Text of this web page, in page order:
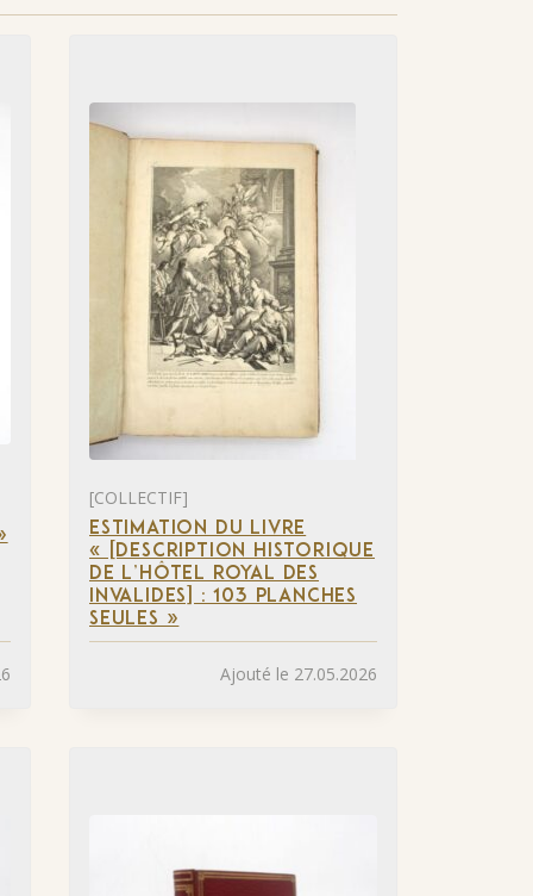
[COLLECTIF]
ESTIMATION DU LIVRE
« [DESCRIPTION HISTORIQUE
DE L’HÔTEL ROYAL DES
INVALIDES] : 103 PLANCHES
SEULES »
Ajouté le 27.05.2026